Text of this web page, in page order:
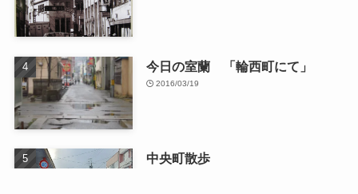
今日の室蘭 「輪西町にて」
2016/03/19
中央町散歩